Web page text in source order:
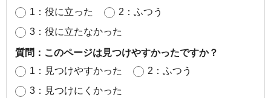
1：役に立った
2：ふつう
3：役に立たなかった
質問：このページは見つけやすかったですか？
1：見つけやすかった
2：ふつう
3：見つけにくかった